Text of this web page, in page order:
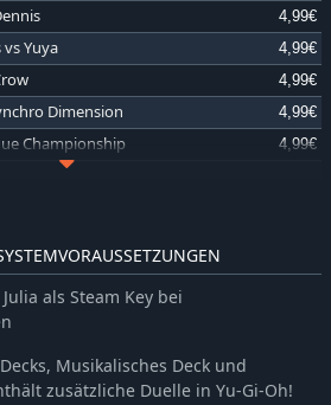
4,99€
vs Yuya 4,99€
4,99€
Dimension 4,99€
Championship 4,99€
Yugi's Journey
Joey's Journey 4,99€
4,99€
als Steam Key bei
Musikalisches Deck und
zusätzliche Duelle in Yu-Gi-Oh!